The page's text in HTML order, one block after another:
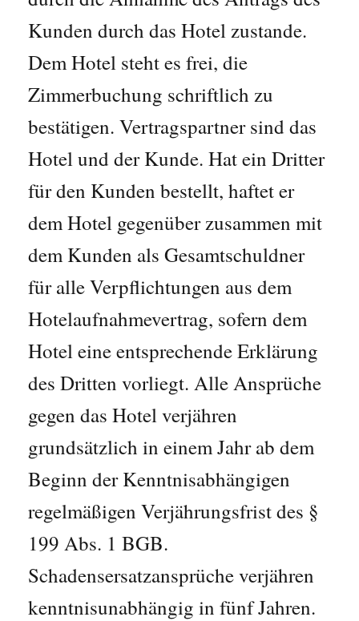
Kunden durch das Hotel zustande.
Dem Hotel steht es frei, die
Zimmerbuchung schriftlich zu
bestätigen. Vertragspartner sind das
Hotel und der Kunde. Hat ein Dritter
für den Kunden bestellt, haftet er
dem Hotel gegenüber zusammen mit
dem Kunden als Gesamtschuldner
für alle Verpflichtungen aus dem
Hotelaufnahmevertrag, sofern dem
Hotel eine entsprechende Erklärung
des Dritten vorliegt. Alle Ansprüche
gegen das Hotel verjähren
grundsätzlich in einem Jahr ab dem
Beginn der Kenntnisabhängigen
regelmäßigen Verjährungsfrist des §
199 Abs. 1 BGB.
Schadensersatzansprüche verjähren
kenntnisunabhängig in fünf Jahren.